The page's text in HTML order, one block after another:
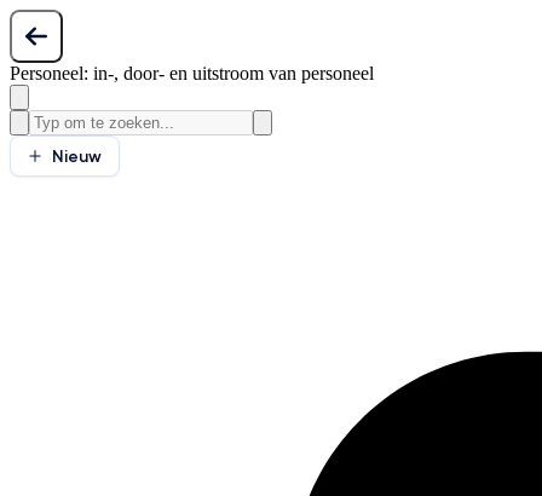
Personeel: in-, door- en uitstroom van personeel
Nieuw